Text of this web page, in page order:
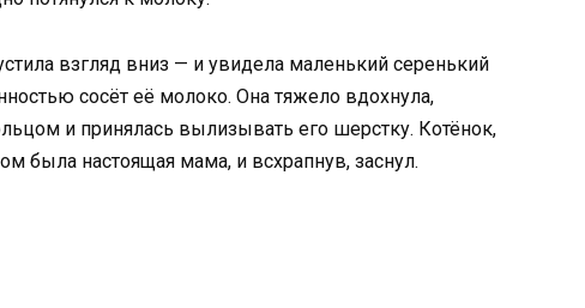
взгляд вниз — и увидела маленький серенький
сосёт её молоко. Она тяжело вдохнула,
и принялась вылизывать его шерстку. Котёнок,
была настоящая мама, и всхрапнув, заснул.